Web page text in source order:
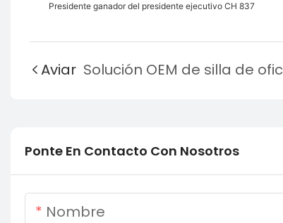
Presidente ganador del presidente ejecutivo CH 837
Aviar
Ponte En Contacto Con Nosotros
Nombre